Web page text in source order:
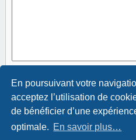
En poursuivant votre
acceptez l’utilisation de
de bénéficier d’une
optimale. En savoir plus…